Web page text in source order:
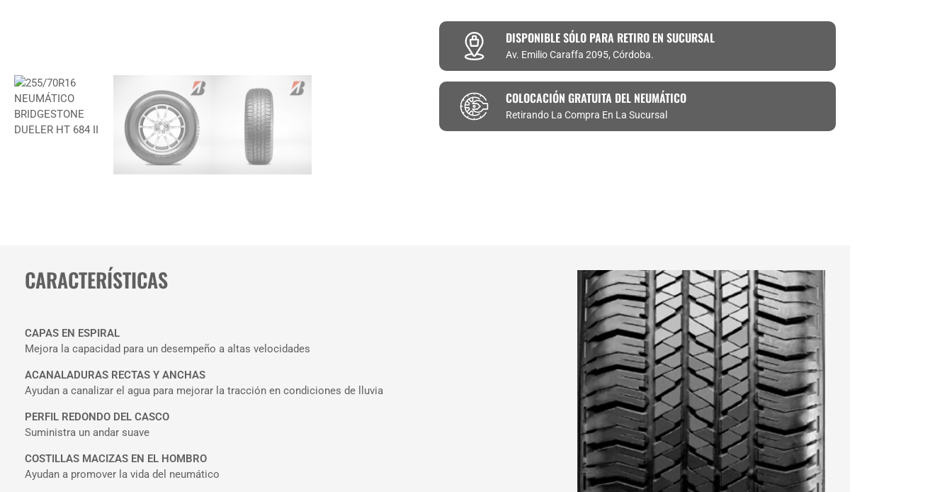
DISPONIBLE SÓLO PARA RETIRO EN SUCURSAL
Av. Emilio Caraffa 2095, Córdoba.
COLOCACIÓN GRATUITA DEL NEUMÁTICO
Retirando La Compra En La Sucursal
CARACTERÍSTICAS
CAPAS EN ESPIRAL
Mejora la capacidad para un desempeño a altas velocidades
ACANALADURAS RECTAS Y ANCHAS
Ayudan a canalizar el agua para mejorar la tracción en condiciones de lluvia
PERFIL REDONDO DEL CASCO
Suministra un andar suave
COSTILLAS MACIZAS EN EL HOMBRO
Ayudan a promover la vida del neumático